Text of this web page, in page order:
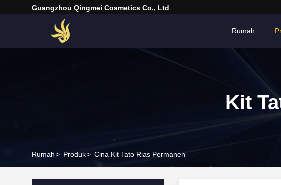
Guangzhou Qingmei Cosmetics Co., Ltd
Rumah
Kit
Rumah> Produk> Cina Kit Tato Rias Permanen